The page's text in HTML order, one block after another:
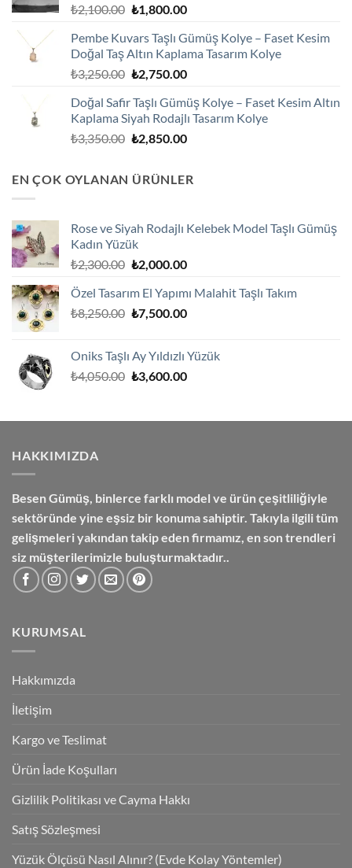
₺2,100.00 Orijinal
₺2,100.00.
₺1,800.00Şu
fiyat:
₺1,800.00.
Pembe Kuvars Taşlı Gümüş Kolye – Faset Kesim
Doğal Taş Altın Kaplama Tasarım Kolye
₺3,250.00 Orijinal
₺3,250.00.
₺2,750.00Şu
fiyat:
₺2,750.00.
Doğal Safir Taşlı Gümüş Kolye – Faset Kesim Altın
Kaplama Siyah Rodajlı Tasarım Kolye
₺3,350.00 Orijinal
₺3,350.00.
₺2,850.00Şu
₺2,850.00.
EN ÇOK OYLANAN ÜRÜNLER
Rose ve Siyah Rodajlı Kelebek Model Taşlı Gümüş
Kadın Yüzük
₺2,300.00 Orijinal
₺2,300.00.
₺2,000.00Şu
fiyat:
₺2,000.00.
Özel Tasarım El Yapımı Malahit Taşlı Takım
₺8,250.00 Orijinal
₺7,500.00Şu
₺7,500.00.
Oniks Taşlı Ay Yıldızlı Yüzük
₺4,050.00 Orijinal
₺3,600.00Şu
₺3,600.00.
HAKKIMIZDA
Besen Gümüş, binlerce farklı model ve ürün çeşitliliğiyle
sektöründe yine eşsiz bir konuma sahiptir. Takıyla ilgili tüm
gelişmeleri yakından takip eden firmamız, en son trendleri
siz müşterilerimizle buluşturmaktadır..
KURUMSAL
Hakkımızda
İletişim
Kargo ve Teslimat
Ürün İade Koşulları
Gizlilik Politikası ve Cayma Hakkı
Satış Sözleşmesi
Yüzük Ölçüsü Nasıl Alınır? (Evde Kolay Yöntemler)